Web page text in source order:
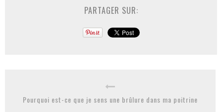
PARTAGER SUR:
Pourquoi est-ce que je sens une brûlure dans ma poitrine